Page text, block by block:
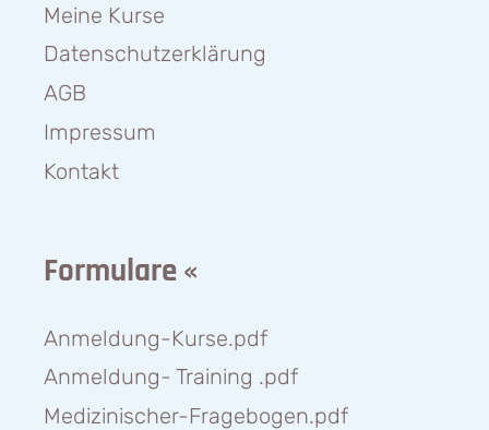
Meine Kurse
Datenschutzerklärung
AGB
Impressum
Kontakt
Formulare «
Anmeldung-Kurse.pdf
Anmeldung- Training .pdf
Medizinischer-Fragebogen.pdf